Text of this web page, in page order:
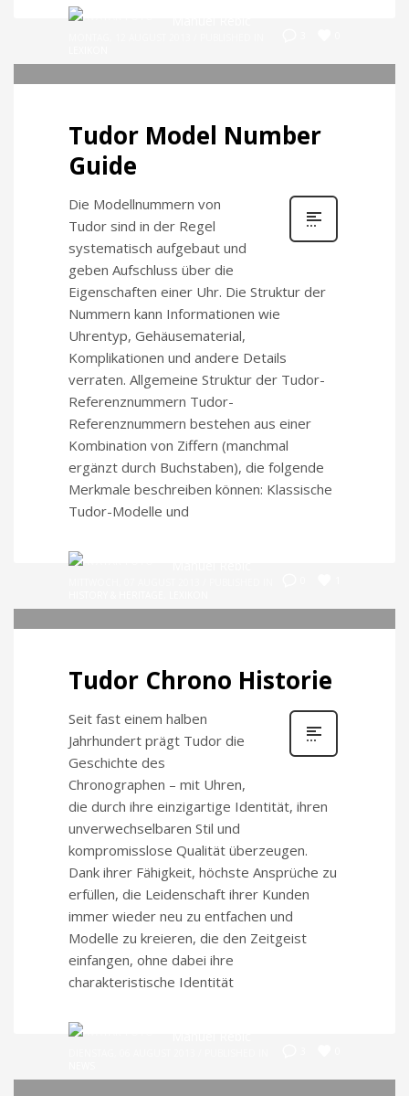
Tudor Model Number
Guide
Die Modellnummern von
Tudor sind in der Regel
systematisch aufgebaut und
geben Aufschluss über die
Eigenschaften einer Uhr. Die Struktur der
Nummern kann Informationen wie
Uhrentyp, Gehäusematerial,
Komplikationen und andere Details
verraten. Allgemeine Struktur der Tudor-
Referenznummern Tudor-
Referenznummern bestehen aus einer
Kombination von Ziffern (manchmal
ergänzt durch Buchstaben), die folgende
Merkmale beschreiben können: Klassische
Tudor-Modelle und
Tudor Chrono Historie
Seit fast einem halben
Jahrhundert prägt Tudor die
Geschichte des
Chronographen – mit Uhren,
die durch ihre einzigartige Identität, ihren
unverwechselbaren Stil und
kompromisslose Qualität überzeugen.
Dank ihrer Fähigkeit, höchste Ansprüche zu
erfüllen, die Leidenschaft ihrer Kunden
immer wieder neu zu entfachen und
Modelle zu kreieren, die den Zeitgeist
einfangen, ohne dabei ihre
charakteristische Identität